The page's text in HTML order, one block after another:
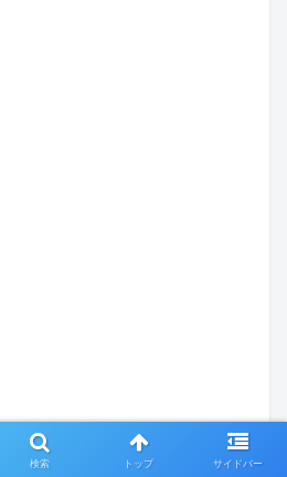
検索 トップ サイドバー